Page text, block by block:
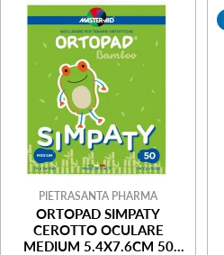
PIETRASANTA PHARMA
ORTOPAD SIMPATY
CEROTTO OCULARE
MEDIUM 5.4X7.6CM 50